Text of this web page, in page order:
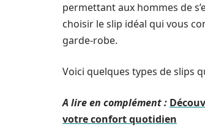
permettant aux hommes de
choisir le slip idéal qui vous
garde-robe.
Voici quelques types de slips
A lire en complément :
votre confort quotidien